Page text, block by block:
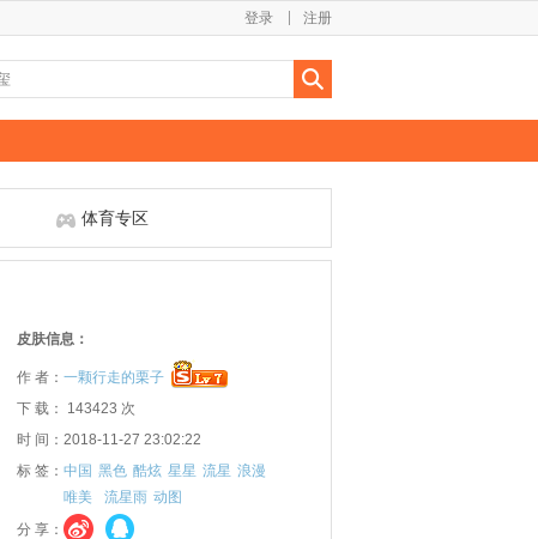
注册
登录
体育专区
皮肤信息：
作 者： 一颗行走的栗子
下 载： 143423 次
时 间：2018-11-27 23:02:22
标 签： 中国 黑色 酷炫 星星 流星 浪漫
唯美
流星雨 动图
分 享：